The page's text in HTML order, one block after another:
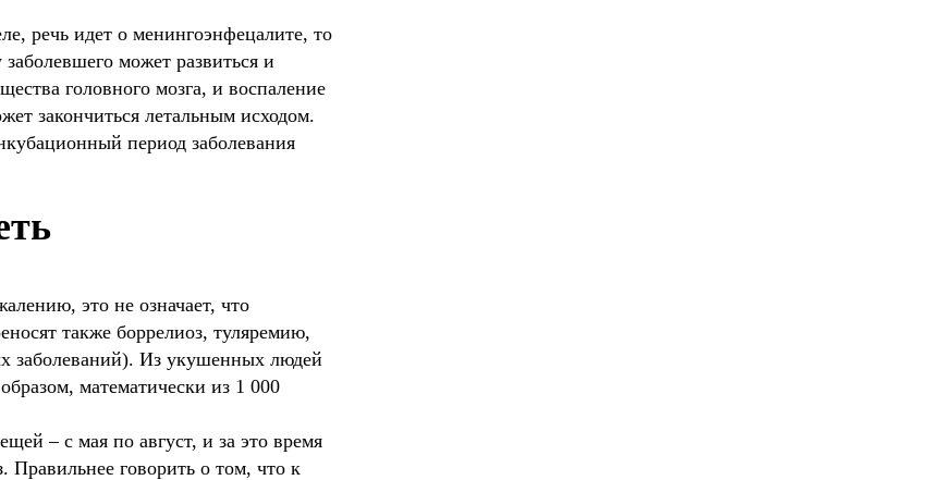
речь идет о менингоэнфецалите, то
может развиться и
головного мозга, и воспаление
закончиться летальным исходом.
период заболевания
это не означает, что
также боррелиоз, туляремию,
заболеваний). Из укушенных людей
математически из 1 000
– с мая по август, и за это время
Правильнее говорить о том, что к